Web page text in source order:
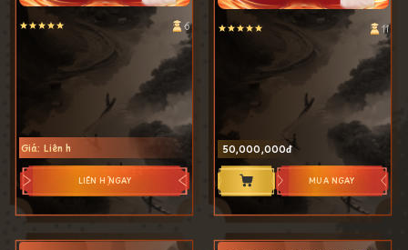
2 Stars
3 Stars
4 Stars
5 Stars
Empty 6
Giá: Liên hệ
LIÊN HỆ NGAY
1 Star
2 Stars
3 Stars
4 Stars
5 Stars
Empty 11
50,000,000
MUA NGAY